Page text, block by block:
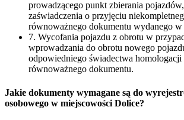
prowadzącego punkt zbierania
zaświadczenia o przyjęciu
równoważnego dokumentu wydanego
7. Wycofania pojazdu z obrotu w
wprowadzania do obrotu nowego
odpowiedniego świadectwa
równoważnego dokumentu.
Jakie dokumenty wymagane są do
osobowego w miejscowości Dolice?